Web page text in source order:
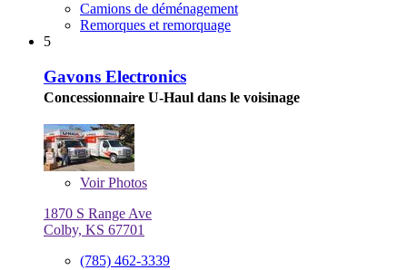
Camions de déménagement
Remorques et remorquage
5
Gavons Electronics
Concessionnaire U-Haul dans le voisinage
VoirPhotos
1870 S Range Ave
Colby, KS 67701
(785) 462-3339